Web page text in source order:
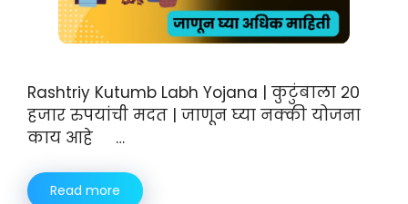
Rashtriy Kutumb Labh Yojana | कुटुंबाला २०
हजार रुपयांची मदत | जाणून घ्या नक्की योजना
काय आहे …
Read more